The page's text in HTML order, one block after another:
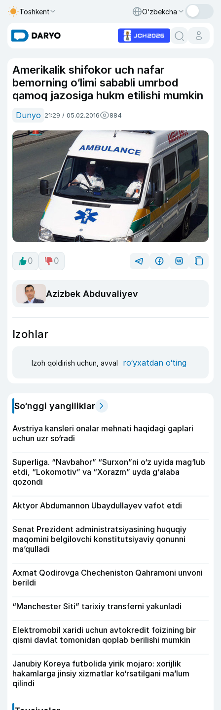
Toshkent O‘zbekcha
Amerikalik shifokor uch nafar
bemorning o‘limi sababli umrbod
qamoq jazosiga hukm etilishi mumkin
Dunyo 21:29 / 05.02.2016 884
0 0
Azizbek Abduvaliyev
Izohlar
Izoh qoldirish uchun, avval ro‘yxatdan o‘ting
So‘nggi yangiliklar
Avstriya kansleri onalar mehnati haqidagi gaplari
uchun uzr so‘radi
Superliga. “Navbahor” “Surxon”ni o‘z uyida mag‘lub
etdi, “Lokomotiv” va “Xorazm” uyda g‘alaba
qozondi
Aktyor Abdu­mannon Ubaydullayev vafot etdi
Senat Prezident administratsiyasining huquqiy
maqomini belgilovchi konstitutsiyaviy qonunni
ma’qulladi
Axmat Qodirovga Checheniston Qahramoni unvoni
berildi
“Manchester Siti” tarixiy transferni yakunladi
Elektromobil xaridi uchun avtokredit foizining bir
qismi davlat tomonidan qoplab berilishi mumkin
Janubiy Koreya futbolida yirik mojaro: xorijlik
hakamlarga jinsiy xizmatlar ko‘rsatilgani ma’lum
qilindi